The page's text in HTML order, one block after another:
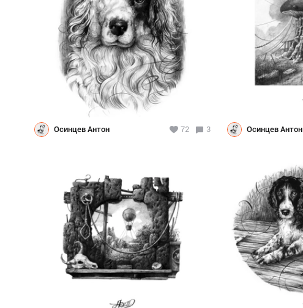
Осинцев Антон 72 3 Осинцев Антон